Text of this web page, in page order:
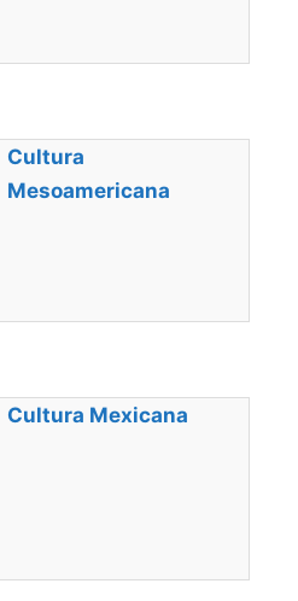
Cultura
Mesoamericana
Cultura Mexicana